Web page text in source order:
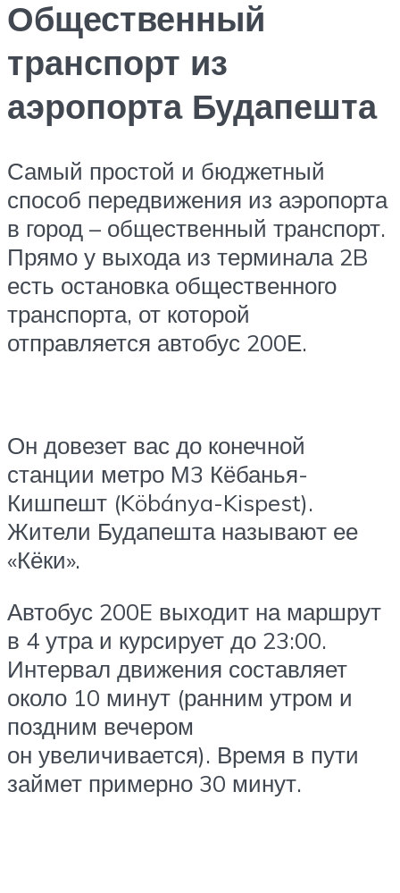
Общественный
транспорт из
аэропорта Будапешта
Самый простой и бюджетный
способ передвижения из аэропорта
в город – общественный транспорт.
Прямо у выхода из терминала 2B
есть остановка общественного
транспорта, от которой
отправляется автобус 200Е.
Он довезет вас до конечной
станции метро М3 Кёбанья-
Кишпешт (Köbánya-Kispest).
Жители Будапешта называют ее
«Кёки».
Автобус 200E выходит на маршрут
в 4 утра и курсирует до 23:00.
Интервал движения составляет
около 10 минут (ранним утром и
поздним вечером
он увеличивается). Время в пути
займет примерно 30 минут.